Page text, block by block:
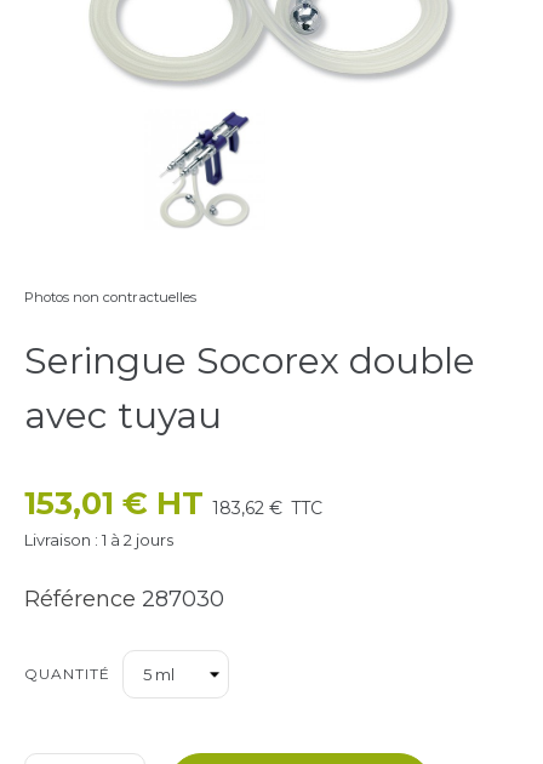
Photos non contractuelles
Seringue Socorex double
avec tuyau
153,01 € HT 183,62 € TTC
Livraison : 1 à 2 jours
Référence 287030
QUANTITÉ